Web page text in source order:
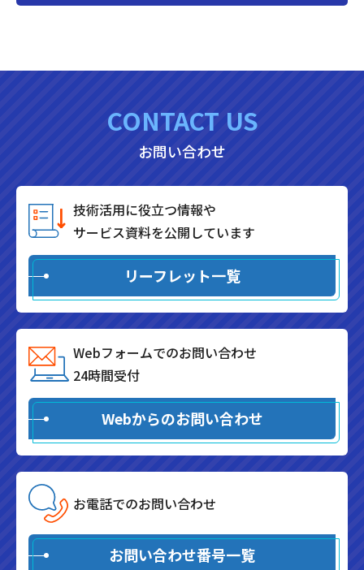
CONTACT US
お問い合わせ
技術活用に役立つ情報や
サービス資料を公開しています
リーフレット一覧
Webフォームでのお問い合わせ
24時間受付
Webからのお問い合わせ
お電話でのお問い合わせ
お問い合わせ番号一覧